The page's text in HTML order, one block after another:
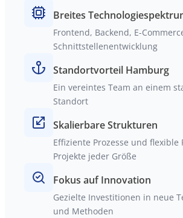
Breites
Frontend, Backend, E-
Schnittstellenentwicklung
Standortvorteil Hamburg
Ein vereintes Team an einem
Standort
Skalierbare Strukturen
Effiziente Prozesse und flexible
Projekte jeder Größe
Fokus auf Innovation
Gezielte Investitionen in neue
und Methoden